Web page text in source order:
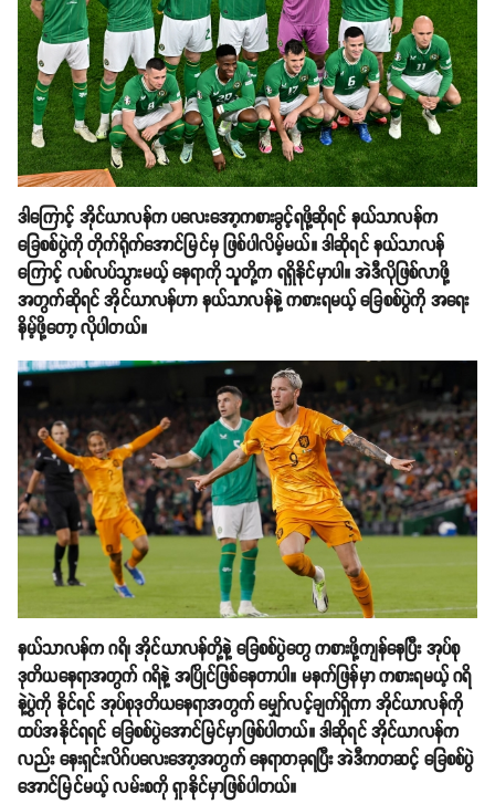
ဒါကြောင့် အိုင်ယာလန်က ပလေးအော့ကစားခွင့်ရဖို့ဆိုရင် နယ်သာလန်က
ခြေစစ်ပွဲကို တိုက်ရိုက်အောင်မြင်မှ ဖြစ်ပါလိမ့်မယ်။ ဒါဆိုရင် နယ်သာလန်
ကြောင့် လစ်လပ်သွားမယ့် နေရာကို သူတို့က ရရှိနိုင်မှာပါ။ အဲဒီလိုဖြစ်လာဖို့
အတွက်ဆိုရင် အိုင်ယာလန်ဟာ နယ်သာလန်နဲ့ ကစားရမယ့် ခြေစစ်ပွဲကို အရေး
နိမ့်ဖို့တော့ လိုပါတယ်။
နယ်သာလန်က ဂရိ၊ အိုင်ယာလန်တို့နဲ့ ခြေစစ်ပွဲတွေ ကစားဖို့ကျန်နေပြီး အုပ်စု
ဒုတိယနေရာအတွက် ဂရိနဲ့ အပြိုင်ဖြစ်နေတာပါ။ မနက်ဖြန်မှာ ကစားရမယ့် ဂရိ
နဲ့ပွဲကို နိုင်ရင် အုပ်စုဒုတိယနေရာအတွက် မျှော်လင့်ချက်ရှိကာ အိုင်ယာလန်ကို
ထပ်အနိုင်ရရင် ခြေစစ်ပွဲအောင်မြင်မှာဖြစ်ပါတယ်။ ဒါဆိုရင် အိုင်ယာလန်က
လည်း နေးရှင်းလိဂ်ပလေးအော့အတွက် နေရာတခုရပြီး အဲဒီကတဆင့် ခြေစစ်ပွဲ
အောင်မြင်မယ့် လမ်းစကို ရှာနိုင်မှာဖြစ်ပါတယ်။